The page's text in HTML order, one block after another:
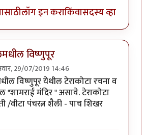
लॉग इन कराकिंवासदस्य व्हा
विष्णुपूर
29/07/2019 14:46
प्रयत्नbyतुषार काळभोर
विष्णुपूर येथील टेराकोटा रचना व
"शामराई मंदिर " असावे. टेराकोटा
/वीटा पंचरत्न शैली - पाच शिखर